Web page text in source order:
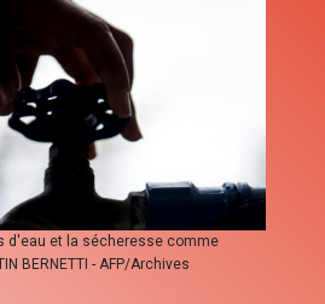
d'eau et la sécheresse comme
BERNETTI - AFP/Archives